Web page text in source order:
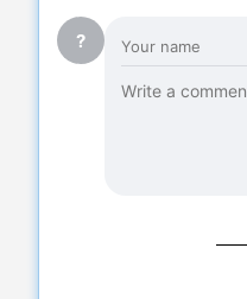
?